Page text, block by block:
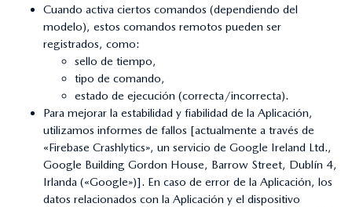
Cuando activa ciertos comandos (dependiendo del
modelo), estos comandos remotos pueden ser
registrados, como:
sello de tiempo,
tipo de comando,
estado de ejecución (correcta/incorrecta).
Para mejorar la estabilidad y fiabilidad de la Aplicación,
utilizamos informes de fallos [actualmente a través de
«Firebase Crashlytics», un servicio de Google Ireland Ltd.,
Google Building Gordon House, Barrow Street, Dublín 4,
Irlanda («Google»)]. En caso de error de la Aplicación, los
datos relacionados con la Aplicación y el dispositivo